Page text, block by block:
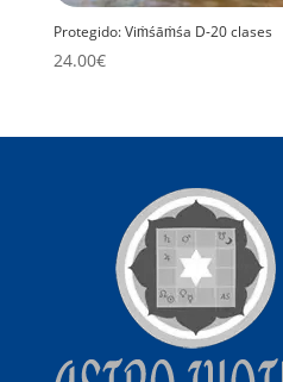
Protegido: Viṁśāṁśa D-20 clases
24.00€